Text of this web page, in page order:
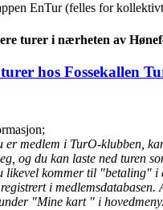
EnTur (felles for
turer i nærheten av
hos Fossekallen
er medlem i TurO-klubben,
og du kan laste ned turen
likevel kommer til "betaling" i
i
"Mine kart " i hovedmeny.